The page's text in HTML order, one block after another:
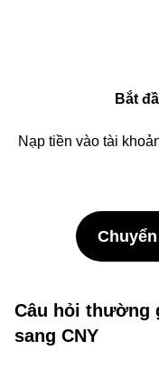
Bắt
Nạp tiền vào tài
Câu hỏi thường
sang CNY